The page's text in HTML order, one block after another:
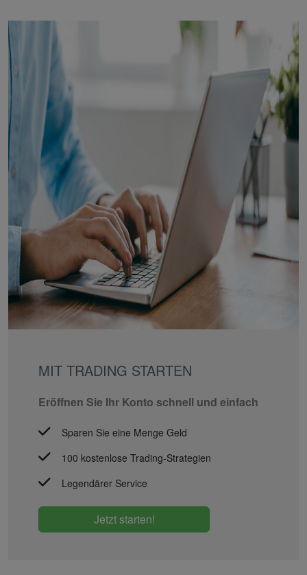
MIT TRADING STARTEN
Eröffnen Sie Ihr Konto schnell und einfach
Sparen Sie eine Menge Geld
100 kostenlose Trading-Strategien
Legendärer Service
Jetzt starten!